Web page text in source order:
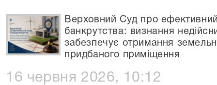
Верховний Суд про
банкрутства: визнання
забезпечує отримання
придбаного приміщення
16 червня 2026, 10:12